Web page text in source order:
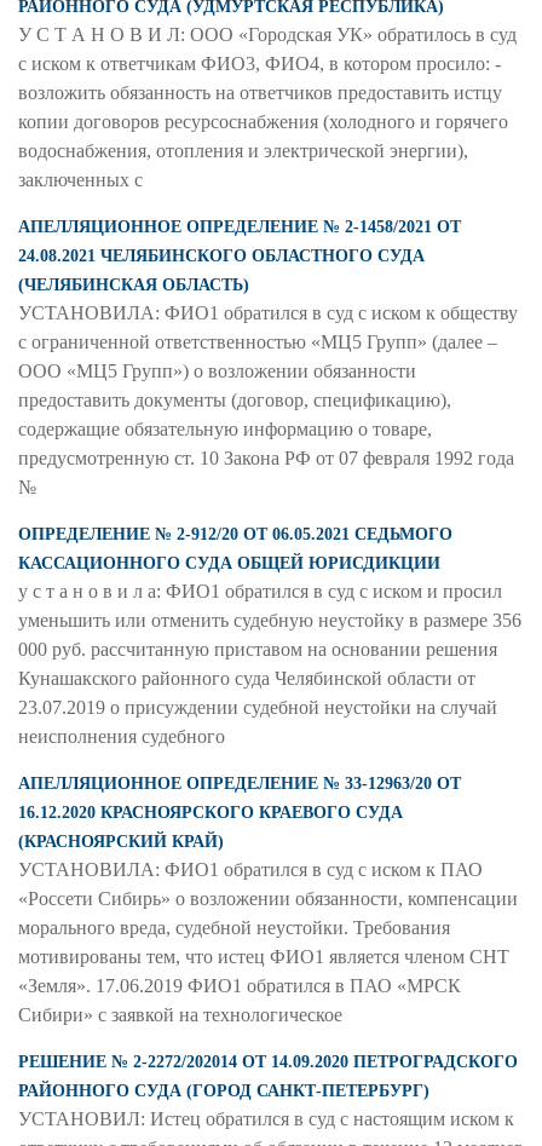
РАЙОННОГО СУДА (УДМУРТСКАЯ РЕСПУБЛИКА)
У С Т А Н О В И Л: ООО «Городская УК» обратилось в суд
с иском к ответчикам ФИО3, ФИО4, в котором просило: -
возложить обязанность на ответчиков предоставить истцу
копии договоров ресурсоснабжения (холодного и горячего
водоснабжения, отопления и электрической энергии),
заключенных с
АПЕЛЛЯЦИОННОЕ ОПРЕДЕЛЕНИЕ № 2-1458/2021 ОТ
24.08.2021 ЧЕЛЯБИНСКОГО ОБЛАСТНОГО СУДА
(ЧЕЛЯБИНСКАЯ ОБЛАСТЬ)
УСТАНОВИЛА: ФИО1 обратился в суд с иском к обществу
с ограниченной ответственностью «МЦ5 Групп» (далее –
ООО «МЦ5 Групп») о возложении обязанности
предоставить документы (договор, спецификацию),
содержащие обязательную информацию о товаре,
предусмотренную ст. 10 Закона РФ от 07 февраля 1992 года
№
ОПРЕДЕЛЕНИЕ № 2-912/20 ОТ 06.05.2021 СЕДЬМОГО
КАССАЦИОННОГО СУДА ОБЩЕЙ ЮРИСДИКЦИИ
у с т а н о в и л а: ФИО1 обратился в суд с иском и просил
уменьшить или отменить судебную неустойку в размере 356
000 руб. рассчитанную приставом на основании решения
Кунашакского районного суда Челябинской области от
23.07.2019 о присуждении судебной неустойки на случай
неисполнения судебного
АПЕЛЛЯЦИОННОЕ ОПРЕДЕЛЕНИЕ № 33-12963/20 ОТ
16.12.2020 КРАСНОЯРСКОГО КРАЕВОГО СУДА
(КРАСНОЯРСКИЙ КРАЙ)
УСТАНОВИЛА: ФИО1 обратился в суд с иском к ПАО
«Россети Сибирь» о возложении обязанности, компенсации
морального вреда, судебной неустойки. Требования
мотивированы тем, что истец ФИО1 является членом СНТ
«Земля». 17.06.2019 ФИО1 обратился в ПАО «МРСК
Сибири» с заявкой на технологическое
РЕШЕНИЕ № 2-2272/202014 ОТ 14.09.2020 ПЕТРОГРАДСКОГО
РАЙОННОГО СУДА (ГОРОД САНКТ-ПЕТЕРБУРГ)
УСТАНОВИЛ: Истец обратился в суд с настоящим иском к